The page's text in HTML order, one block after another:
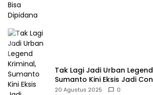
Tak Lagi Jadi Urban
Sumanto Kini Eksis Jadi
Mukbang
20 Agustus 2025 0